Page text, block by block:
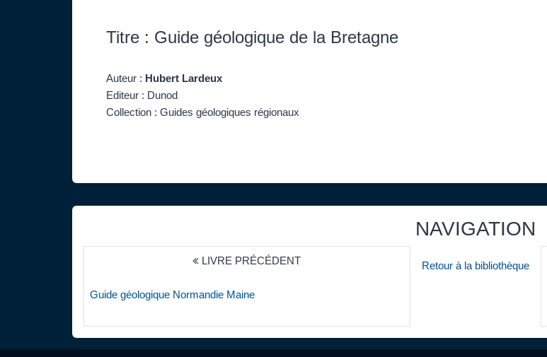
Titre : Guide géologique de la Bretagne
Auteur : Hubert Lardeux
Editeur : Dunod
Collection : Guides géologiques régionaux
NAVIGATION
LIVRE PRÉCÉDENT
Guide géologique Normandie Maine
Retour à la bibliothèque